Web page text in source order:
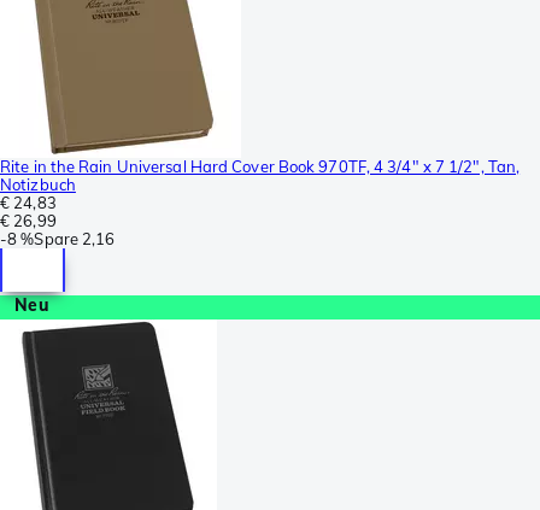
Rite in the Rain Universal Hard Cover Book 970TF, 4 3/4" x 7 1/2", Tan,
Notizbuch
€ 24,83
€ 26,99
-8 %Spare 2,16
Neu